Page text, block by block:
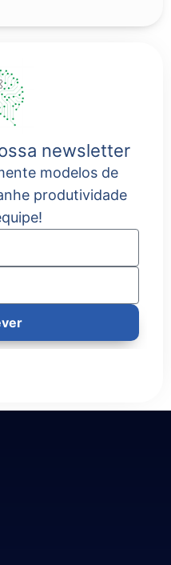
newsletter
modelos de
produtividade